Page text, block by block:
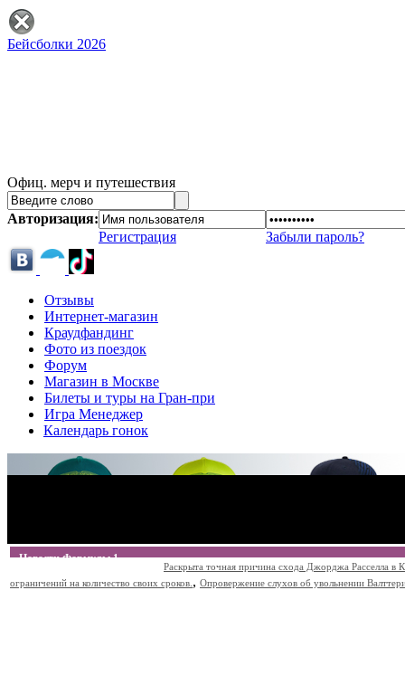
Бейсболки 2026
Офиц. мерч и путешествия
Авторизация:
Регистрация
Забыли пароль?
Отзывы
Интернет-магазин
Краудфандинг
Фото из поездок
Форум
Магазин в Москве
Билеты и туры на Гран-при
Игра Менеджер
Календарь гонок
Новости Формулы 1
Раскрыта точная причина схода Джорджа Расселла в
ограничений на количество своих сроков. , Опровержение слухов об увольнении